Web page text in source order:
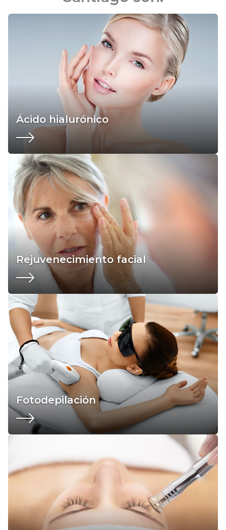
Ácido hialurónico
Rejuvenecimiento facial
Fotodepilación
Radiofrecuencia